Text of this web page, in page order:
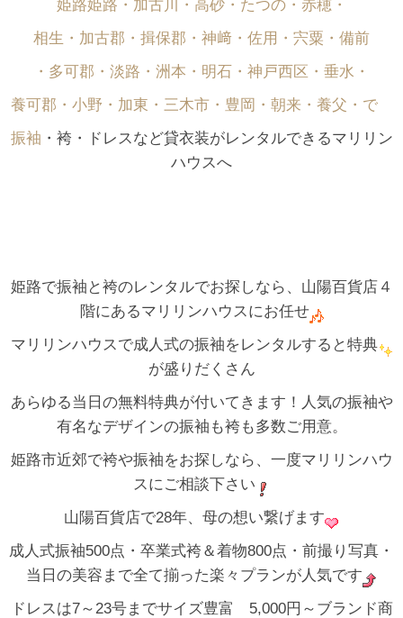
姫路姫路・加古川・高砂・たつの・赤穂・
相生・加古郡・揖保郡・神﨑・佐用・宍粟・備前
・多可郡・淡路・洲本・明石・神戸西区・垂水・
養可郡・小野・加東・三木市・豊岡・朝来・養父・で゙
振袖 ・袴・ドレスなど貸衣装がレンタルできるマリリン
ハウスへ
姫路で振袖と袴のレンタルでお探しなら、山陽百貨店４
階にあるマリリンハウスにお任せ
マリリンハウスで成人式の振袖をレンタルすると特典
が盛りだくさん
あらゆる当日の無料特典が付いてきます！人気の振袖や
有名なデザインの振袖も袴も多数ご用意。
姫路市近郊で袴や振袖をお探しなら、一度マリリンハウ
スにご相談下さい
山陽百貨店で28年、母の想い繋げます
成人式振袖500点・卒業式袴＆着物800点・前撮り写真・
当日の美容まで全て揃った楽々プランが人気です
ドレスは7～23号までサイズ豊富 5,000円～ブランド商